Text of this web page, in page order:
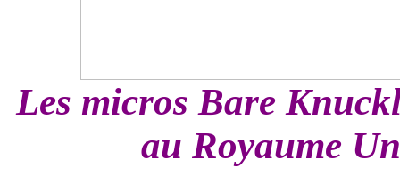
Les micros Bare
au Royaume